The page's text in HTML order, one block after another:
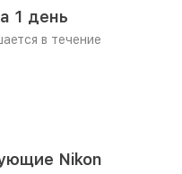
1 день
в течение
Nikon